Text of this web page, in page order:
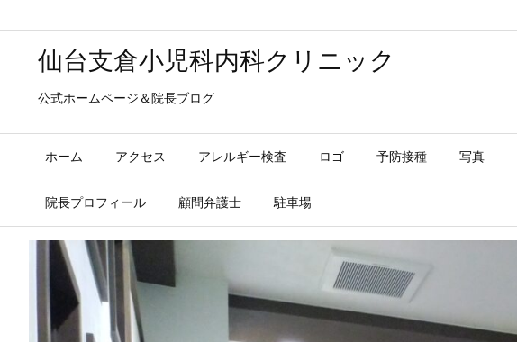
仙台支倉小児科内科クリニック
公式ホームページ＆院長ブログ
ホーム アクセス アレルギー検査 ロゴ 予防接種 写真
院長プロフィール 顧問弁護士 駐車場